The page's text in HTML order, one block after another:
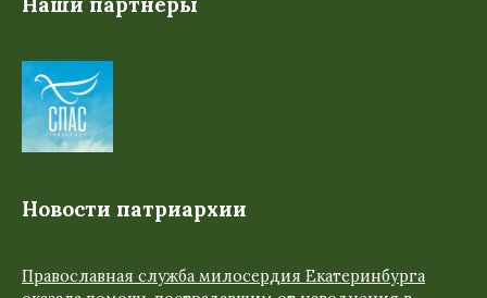
Новости патриархии
Православная служба милосердия Екатеринбурга